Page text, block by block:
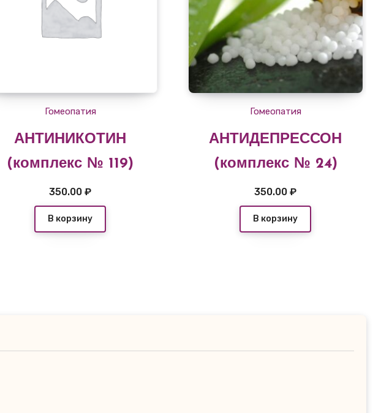
Гомеопатия
АНТИНИКОТИН
(комплекс № 119)
350.00₽
В корзину
Гомеопатия
АНТИДЕПРЕССОН
(комплекс № 24)
350.00₽
В корзину